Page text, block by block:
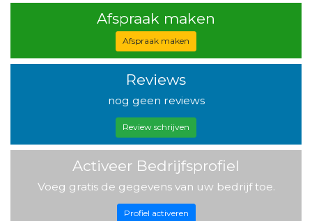
Afspraak maken
Afspraak maken
Reviews
nog geen reviews
Review schrijven
Activeer Bedrijfsprofiel
Voeg gratis de gegevens van uw bedrijf toe.
Profiel activeren